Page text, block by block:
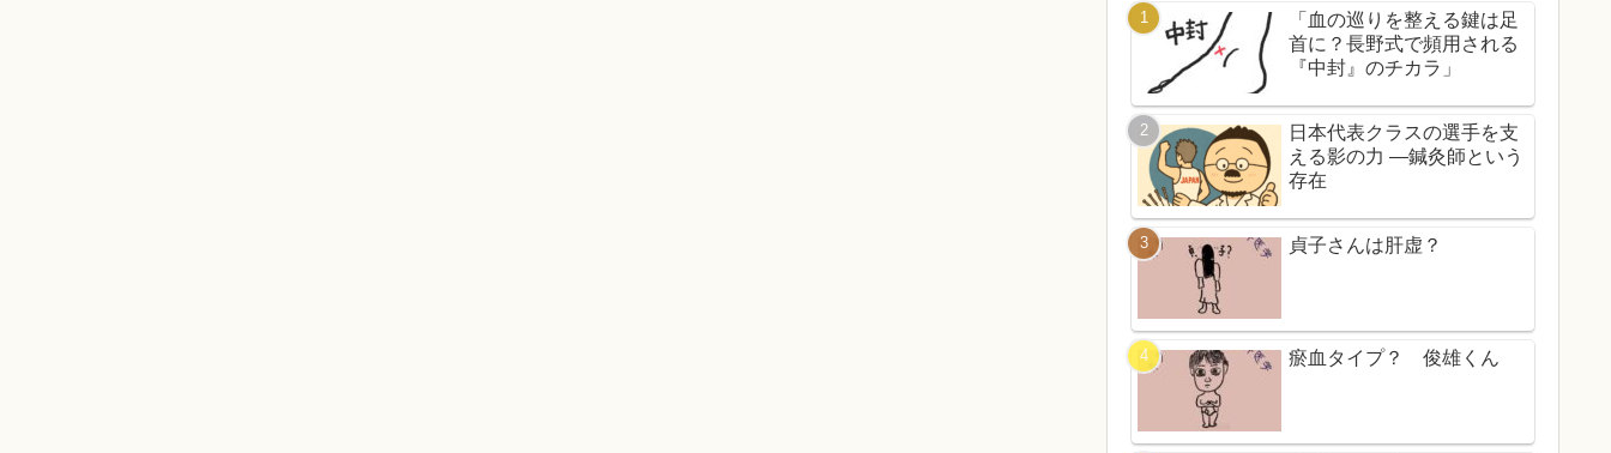
「血の巡りを整える鍵は足
首に？長野式で頻用される
『中封』のチカラ」
日本代表クラスの選手を支
える影の力 ―鍼灸師という
存在
貞子さんは肝虚？
瘀血タイプ？ 俊雄くん